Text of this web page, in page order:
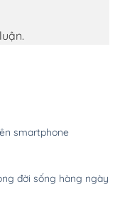
smartphone
đời sống hàng ngày